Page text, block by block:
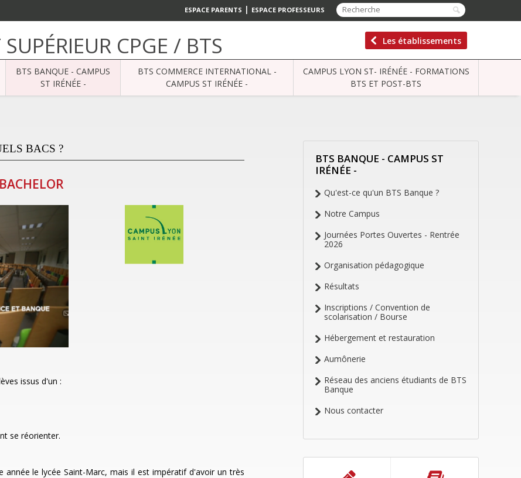
ESPACE PARENTS | ESPACE PROFESSEURS
SUPÉRIEUR CPGE / BTS Les établissements
BTS BANQUE - CAMPUS
ST IRÉNÉE -
BTS COMMERCE INTERNATIONAL -
CAMPUS ST IRÉNÉE -
CAMPUS LYON ST- IRÉNÉE - FORMATIONS
BTS ET POST-BTS
NAVIGATION
BTS BANQUE - CAMPUS ST
IRÉNÉE -
Qu'est-ce qu'un BTS Banque ?
Notre Campus
Journées Portes Ouvertes - Rentrée
2026
Organisation pédagogique
Résultats
Inscriptions / Convention de
scolarisation / Bourse
Hébergement et restauration
Aumônerie
Réseau des anciens étudiants de BTS
Banque
Nous contacter
BACS ?
issus d'un :
se réorienter.
année le lycée Saint-Marc, mais il est impératif d'avoir un très